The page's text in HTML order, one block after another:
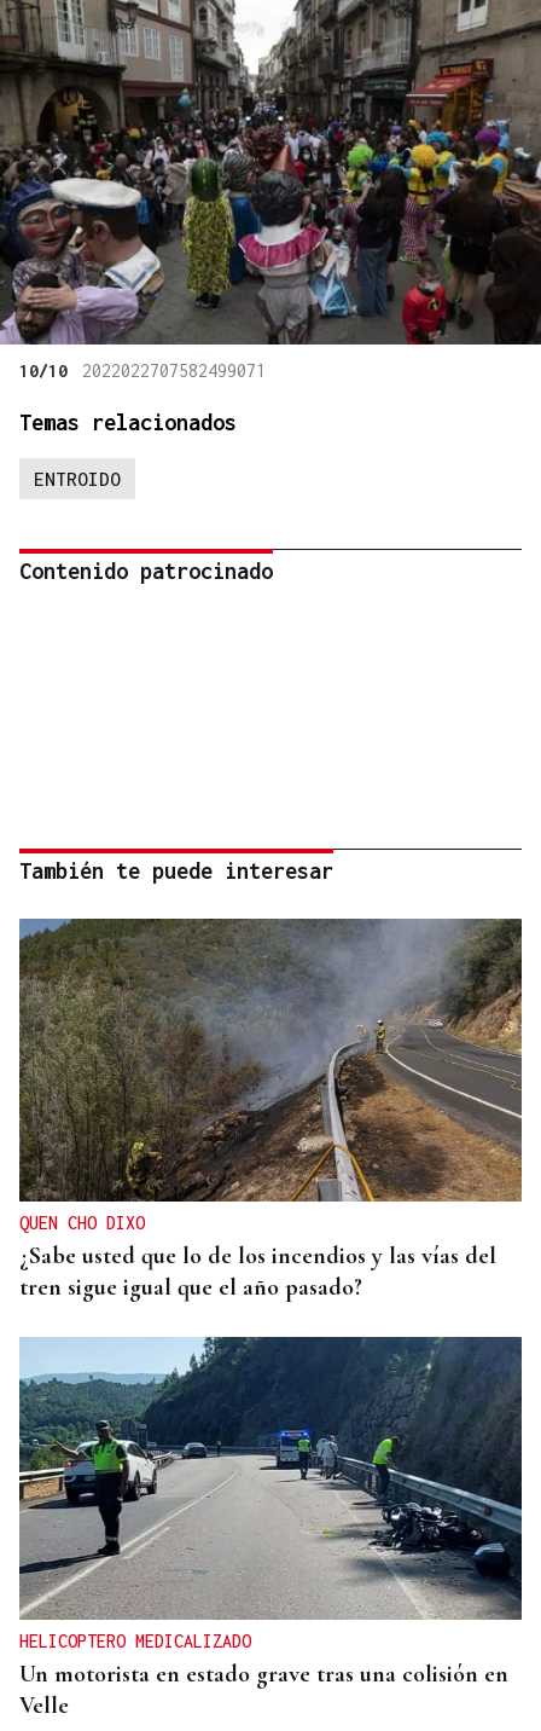
10/10 2022022707582499071
Temas relacionados
ENTROIDO
Contenido patrocinado
También te puede interesar
QUEN CHO DIXO
¿Sabe usted que lo de los incendios y las vías del
tren sigue igual que el año pasado?
HELICOPTERO MEDICALIZADO
Un motorista en estado grave tras una colisión en
Velle